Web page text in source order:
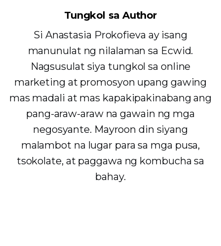
Tungkol sa Author
Si Anastasia Prokofieva ay isang
manunulat ng nilalaman sa Ecwid.
Nagsusulat siya tungkol sa online
marketing at promosyon upang gawing
mas madali at mas kapakipakinabang ang
pang-araw-araw na gawain ng mga
negosyante. Mayroon din siyang
malambot na lugar para sa mga pusa,
tsokolate, at paggawa ng kombucha sa
bahay.